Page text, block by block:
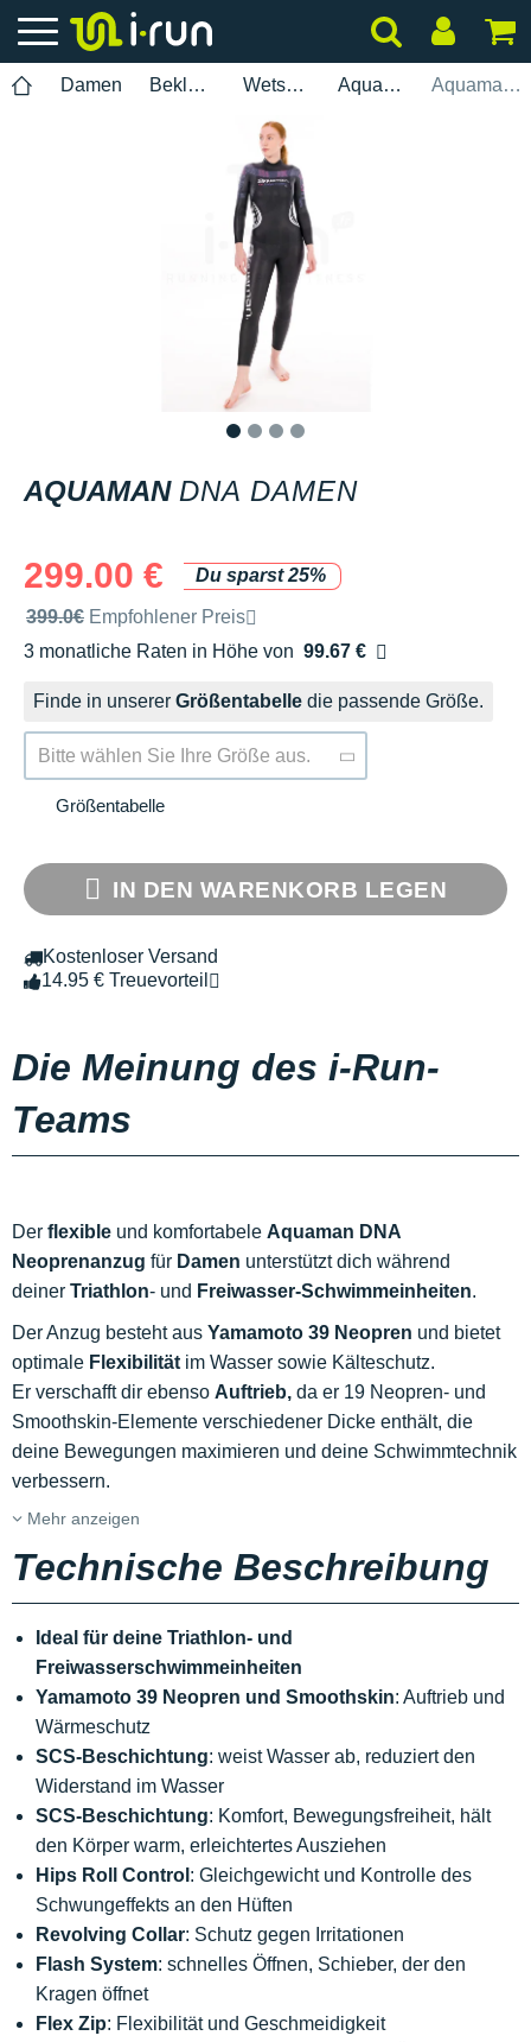
Damen Bekleidung Wetsuits Aquaman Aquaman DNA Damen
AQUAMAN DNA DAMEN
299.00 €
Du sparst 25%
Unverbindliche Preisempfehlung der Marke
399.0€ Empfohlener Preis
3 monatliche Raten in Höhe von 99.67 €
Ohne Zusatzkosten
Finde in unserer Größentabelle die passende Größe.
Bitte wählen Sie Ihre Größe aus.
Größentabelle
IN DEN WARENKORB LEGEN
Kostenloser Versand
14.95 € Treuevorteil
Die Meinung des i-Run-
Teams
Der flexible und komfortabele Aquaman DNA
Neoprenanzug für Damen unterstützt dich während
deiner Triathlon- und Freiwasser-Schwimmeinheiten.
Der Anzug besteht aus Yamamoto 39 Neopren und bietet
optimale Flexibilität im Wasser sowie Kälteschutz.
Er verschafft dir ebenso Auftrieb, da er 19 Neopren- und
Smoothskin-Elemente verschiedener Dicke enthält, die
deine Bewegungen maximieren und deine Schwimmtechnik
verbessern.
Mehr anzeigen
Technische Beschreibung
Ideal für deine Triathlon- und
Freiwasserschwimmeinheiten
Yamamoto 39 Neopren und Smoothskin: Auftrieb und
Wärmeschutz
SCS-Beschichtung: weist Wasser ab, reduziert den
Widerstand im Wasser
SCS-Beschichtung: Komfort, Bewegungsfreiheit, hält
den Körper warm, erleichtertes Ausziehen
Hips Roll Control : Gleichgewicht und Kontrolle des
Schwungeffekts an den Hüften
Revolving Collar: Schutz gegen Irritationen
Flash System: schnelles Öffnen, Schieber, der den
Kragen öffnet
Flex Zip: Flexibilität und Geschmeidigkeit